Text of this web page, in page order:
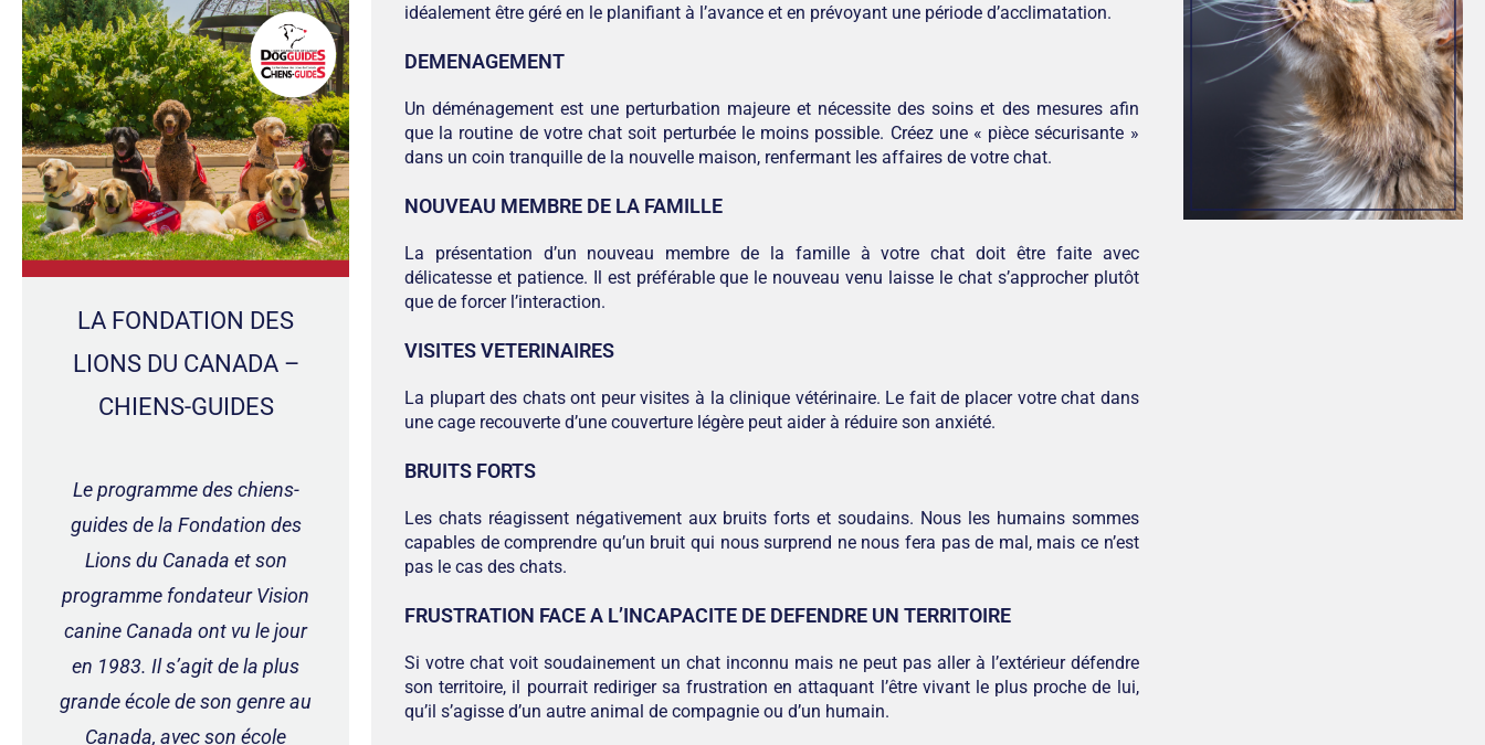
LA FONDATION DES
LIONS DU CANADA –
CHIENS-GUIDES
Le programme des chiens-
guides de la Fondation des
Lions du Canada et son
programme fondateur Vision
canine Canada ont vu le jour
en 1983. Il s’agit de la plus
grande école de son genre au
Canada, avec son école
idéalement être géré en le planifiant à l’avance et en prévoyant une période d’acclimatation.
DEMENAGEMENT
Un déménagement est une perturbation majeure et nécessite des soins et des mesures afin
que la routine de votre chat soit perturbée le moins possible. Créez une « pièce sécurisante »
dans un coin tranquille de la nouvelle maison, renfermant les affaires de votre chat.
NOUVEAU MEMBRE DE LA FAMILLE
La présentation d’un nouveau membre de la famille à votre chat doit être faite avec
délicatesse et patience. Il est préférable que le nouveau venu laisse le chat s’approcher plutôt
que de forcer l’interaction.
VISITES VETERINAIRES
La plupart des chats ont peur visites à la clinique vétérinaire. Le fait de placer votre chat dans
une cage recouverte d’une couverture légère peut aider à réduire son anxiété.
BRUITS FORTS
Les chats réagissent négativement aux bruits forts et soudains. Nous les humains sommes
capables de comprendre qu’un bruit qui nous surprend ne nous fera pas de mal, mais ce n’est
pas le cas des chats.
FRUSTRATION FACE A L’INCAPACITE DE DEFENDRE UN TERRITOIRE
Si votre chat voit soudainement un chat inconnu mais ne peut pas aller à l’extérieur défendre
son territoire, il pourrait rediriger sa frustration en attaquant l’être vivant le plus proche de lui,
qu’il s’agisse d’un autre animal de compagnie ou d’un humain.